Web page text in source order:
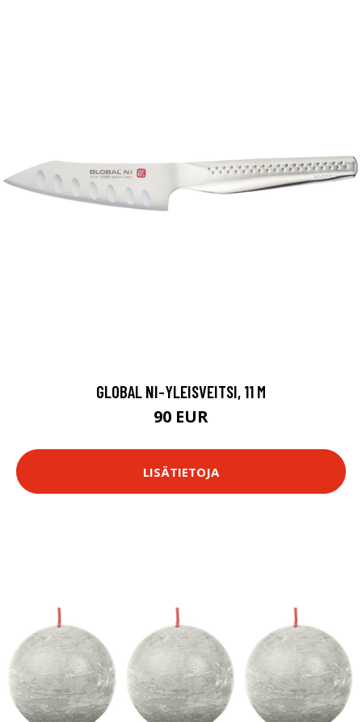
GLOBAL NI-YLEISVEITSI, 11 M
90 EUR
LISÄTIETOJA